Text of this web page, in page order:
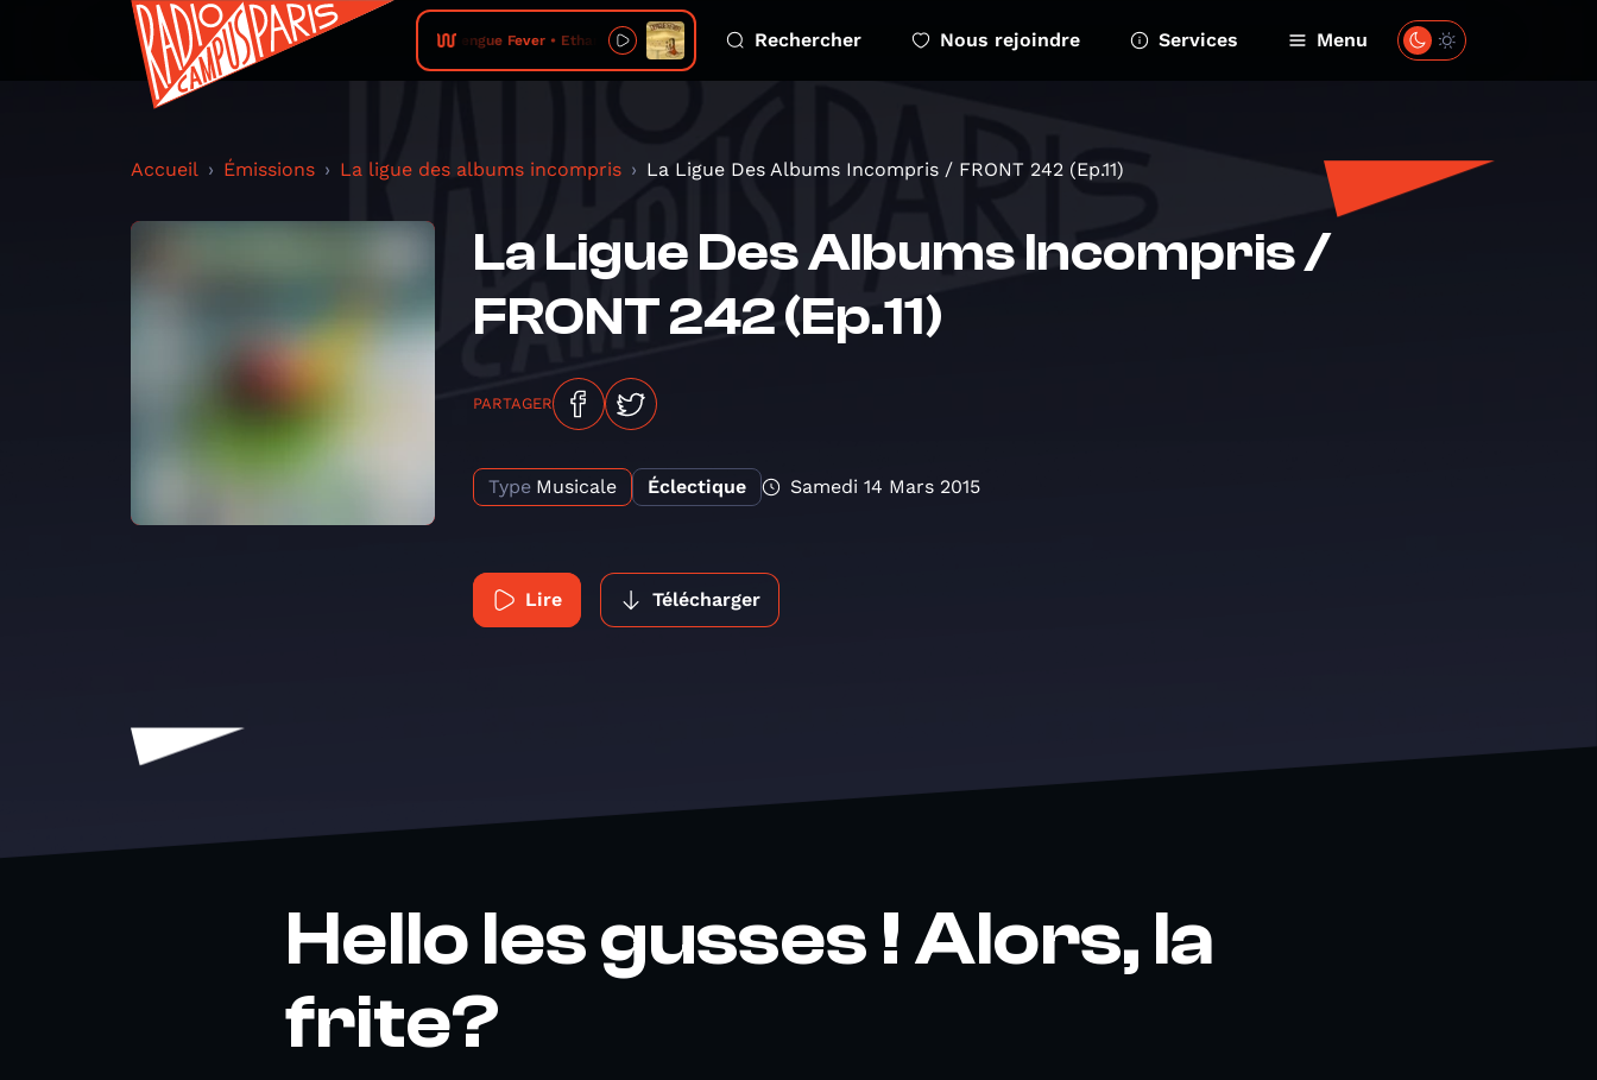
Dengue Fever • Ethanopium Rechercher Nous rejoindre Services Menu
Accueil Émissions La ligue des albums incompris La Ligue Des Albums Incompris / FRONT 242 (Ep.11)
La Ligue Des Albums Incompris /
FRONT 242 (Ep.11)
PARTAGER
Type Musicale Éclectique Samedi 14 Mars 2015
Lire Télécharger
Hello les gusses ! Alors, la
frite?